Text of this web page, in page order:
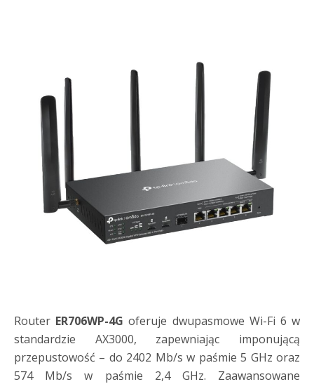
Router ER706WP-4G oferuje dwupasmowe Wi-Fi 6 w
standardzie AX3000, zapewniając imponującą
przepustowość – do 2402 Mb/s w paśmie 5 GHz oraz
574 Mb/s w paśmie 2,4 GHz. Zaawansowane